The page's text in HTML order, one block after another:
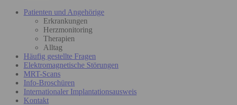
Patienten und Angehörige
Erkrankungen
Herzmonitoring
Therapien
Alltag
Häufig gestellte Fragen
Elektromagnetische Störungen
MRT-Scans
Info-Broschüren
Internationaler Implantationsausweis
Kontakt